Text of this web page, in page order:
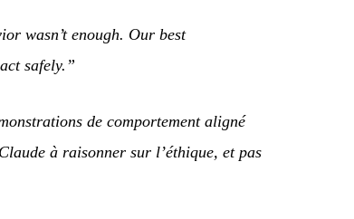
wasn’t enough. Our best
safely.”
de comportement aligné
à raisonner sur l’éthique, et pas